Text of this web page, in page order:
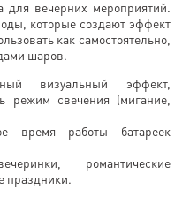
вечерних мероприятий.
которые создают эффект
как самостоятельно,
шаров.
визуальный эффект,
режим свечения (мигание,
время работы батареек
романтические
праздники.